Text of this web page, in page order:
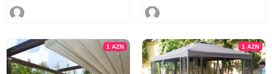
1AZN 1 AZN